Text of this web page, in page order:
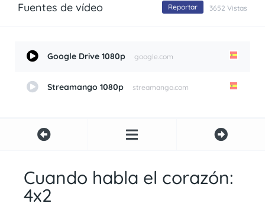
Fuentes de vídeo 3652 Vistas
Reportar
Google Drive 1080p google.com
Streamango 1080p streamango.com
Cuando habla el corazón:
4x2